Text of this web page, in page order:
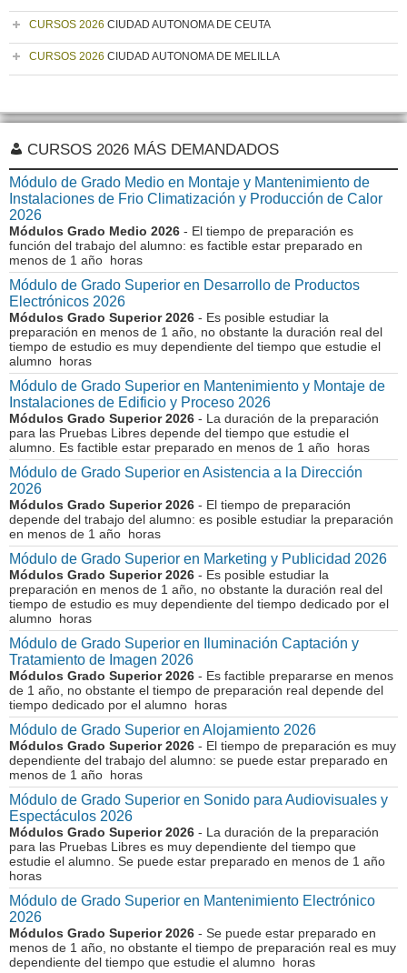
CURSOS 2026 CIUDAD AUTONOMA DE CEUTA
CURSOS 2026 CIUDAD AUTONOMA DE MELILLA
CURSOS 2026 MÁS DEMANDADOS
Módulo de Grado Medio en Montaje y Mantenimiento de
Instalaciones de Frio Climatización y Producción de Calor
2026
Módulos Grado Medio 2026 - El tiempo de preparación es
función del trabajo del alumno: es factible estar preparado en
menos de 1 año horas
Módulo de Grado Superior en Desarrollo de Productos
Electrónicos 2026
Módulos Grado Superior 2026 - Es posible estudiar la
preparación en menos de 1 año, no obstante la duración real del
tiempo de estudio es muy dependiente del tiempo que estudie el
alumno horas
Módulo de Grado Superior en Mantenimiento y Montaje de
Instalaciones de Edificio y Proceso 2026
Módulos Grado Superior 2026 - La duración de la preparación
para las Pruebas Libres depende del tiempo que estudie el
alumno. Es factible estar preparado en menos de 1 año horas
Módulo de Grado Superior en Asistencia a la Dirección
2026
Módulos Grado Superior 2026 - El tiempo de preparación
depende del trabajo del alumno: es posible estudiar la preparación
en menos de 1 año horas
Módulo de Grado Superior en Marketing y Publicidad 2026
Módulos Grado Superior 2026 - Es posible estudiar la
preparación en menos de 1 año, no obstante la duración real del
tiempo de estudio es muy dependiente del tiempo dedicado por el
alumno horas
Módulo de Grado Superior en Iluminación Captación y
Tratamiento de Imagen 2026
Módulos Grado Superior 2026 - Es factible prepararse en menos
de 1 año, no obstante el tiempo de preparación real depende del
tiempo dedicado por el alumno horas
Módulo de Grado Superior en Alojamiento 2026
Módulos Grado Superior 2026 - El tiempo de preparación es muy
dependiente del trabajo del alumno: se puede estar preparado en
menos de 1 año horas
Módulo de Grado Superior en Sonido para Audiovisuales y
Espectáculos 2026
Módulos Grado Superior 2026 - La duración de la preparación
para las Pruebas Libres es muy dependiente del tiempo que
estudie el alumno. Se puede estar preparado en menos de 1 año
horas
Módulo de Grado Superior en Mantenimiento Electrónico
2026
Módulos Grado Superior 2026 - Se puede estar preparado en
menos de 1 año, no obstante el tiempo de preparación real es muy
dependiente del tiempo que estudie el alumno horas